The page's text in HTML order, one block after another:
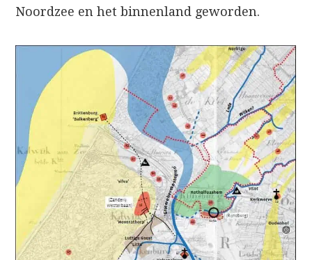
Noordzee en het binnenland geworden.